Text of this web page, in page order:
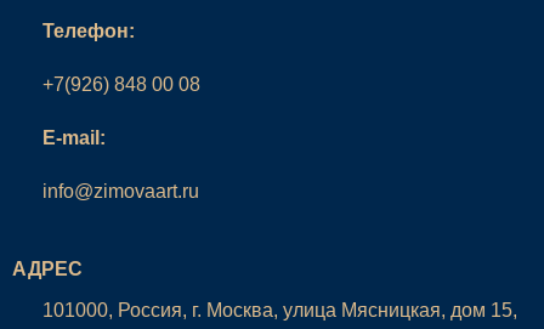
Телефон:
+7(926) 848 00 08
E-mail:
info@zimovaart.ru
АДРЕС
101000, Россия, г. Москва, улица Мясницкая, дом 15,